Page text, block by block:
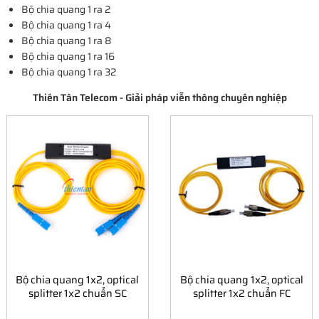
Bộ chia quang 1 ra 2
Bộ chia quang 1 ra 4
Bộ chia quang 1 ra 8
Bộ chia quang 1 ra 16
Bộ chia quang 1 ra 32
Thiên Tân Telecom - Giải pháp viễn thông chuyên nghiệp
Bộ chia quang 1x2, optical
splitter 1x2 chuẩn SC
Bộ chia quang 1x2, optical
splitter 1x2 chuẩn FC